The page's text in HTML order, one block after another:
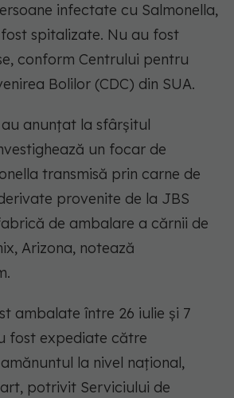
infectate cu Salmonella,
spitalizate. Nu au fost
conform Centrului pentru
Bolilor (CDC) din SUA.
anunțat la sfârșitul
un focar de
transmisă prin carne de
provenite de la JBS
de ambalare a cărnii de
Arizona, notează
ambalate între 26 iulie și 7
fost expediate către
la nivel național,
potrivit Serviciului de